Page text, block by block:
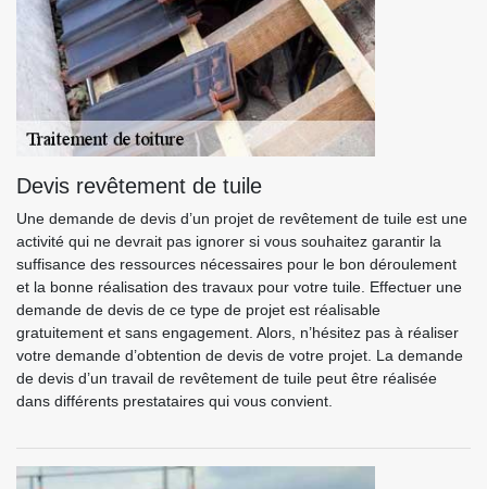
Devis revêtement de tuile
Une demande de devis d’un projet de revêtement de tuile est une
activité qui ne devrait pas ignorer si vous souhaitez garantir la
suffisance des ressources nécessaires pour le bon déroulement
et la bonne réalisation des travaux pour votre tuile. Effectuer une
demande de devis de ce type de projet est réalisable
gratuitement et sans engagement. Alors, n’hésitez pas à réaliser
votre demande d’obtention de devis de votre projet. La demande
de devis d’un travail de revêtement de tuile peut être réalisée
dans différents prestataires qui vous convient.